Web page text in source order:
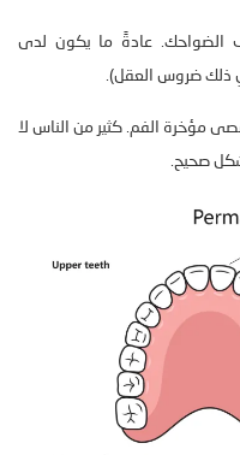
الضواحك. عادةً ما يكون لدى
ذلك ضروس العقل).
مؤخرة الفم. كثير من الناس لا
صحيح.